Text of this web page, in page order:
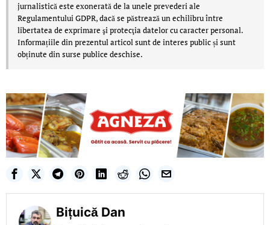
jurnalistică este exonerată de la unele prevederi ale
Regulamentului GDPR, dacă se păstrează un echilibru între
libertatea de exprimare şi protecţia datelor cu caracter personal.
Informațiile din prezentul articol sunt de interes public și sunt
obținute din surse publice deschise.
Bițuică Dan